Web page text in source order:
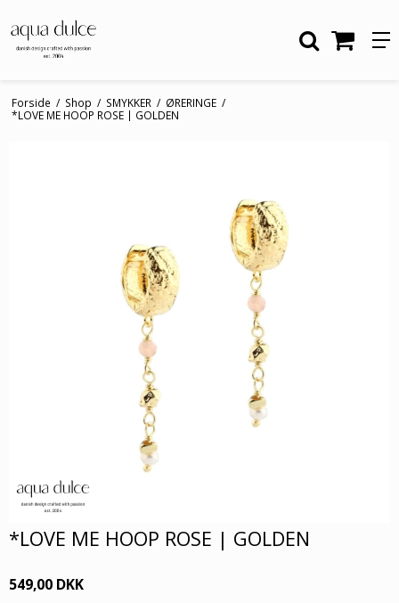
Forside / Shop / SMYKKER / ØRERINGE /
*LOVE ME HOOP ROSE | GOLDEN
*LOVE ME HOOP ROSE | GOLDEN
549,00 DKK